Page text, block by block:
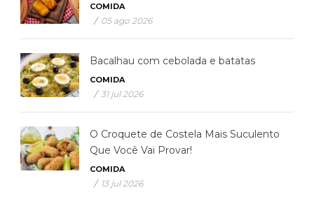
COMIDA
/ 05 ago 2026
Bacalhau com cebolada e batatas
COMIDA
/ 31 jul 2026
O Croquete de Costela Mais Suculento
Que Você Vai Provar!
COMIDA
/ 13 jul 2026